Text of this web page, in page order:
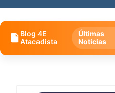
Blog 4E
Atacadista
Últimas
Notícias